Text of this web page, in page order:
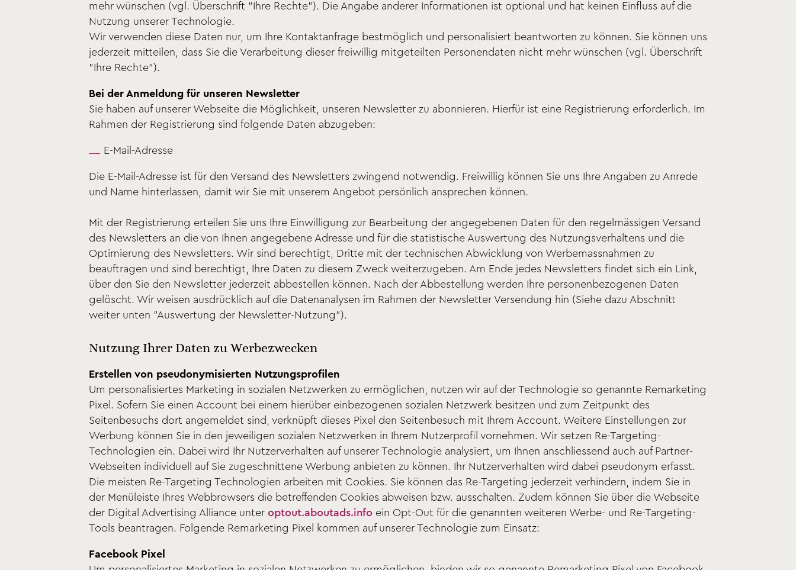
mehr wünschen (vgl. Überschrift "Ihre Rechte"). Die Angabe anderer Informationen ist optional und hat keinen Einfluss auf die
Nutzung unserer Technologie.
Wir verwenden diese Daten nur, um Ihre Kontaktanfrage bestmöglich und personalisiert beantworten zu können. Sie können uns
jederzeit mitteilen, dass Sie die Verarbeitung dieser freiwillig mitgeteilten Personendaten nicht mehr wünschen (vgl. Überschrift
"Ihre Rechte").
Bei der Anmeldung für unseren Newsletter
Sie haben auf unserer Webseite die Möglichkeit, unseren Newsletter zu abonnieren. Hierfür ist eine Registrierung erforderlich. Im
Rahmen der Registrierung sind folgende Daten abzugeben:
E-Mail-Adresse
Die E-Mail-Adresse ist für den Versand des Newsletters zwingend notwendig. Freiwillig können Sie uns Ihre Angaben zu Anrede
und Name hinterlassen, damit wir Sie mit unserem Angebot persönlich ansprechen können.
Mit der Registrierung erteilen Sie uns Ihre Einwilligung zur Bearbeitung der angegebenen Daten für den regelmässigen Versand
des Newsletters an die von Ihnen angegebene Adresse und für die statistische Auswertung des Nutzungsverhaltens und die
Optimierung des Newsletters. Wir sind berechtigt, Dritte mit der technischen Abwicklung von Werbemassnahmen zu
beauftragen und sind berechtigt, Ihre Daten zu diesem Zweck weiterzugeben. Am Ende jedes Newsletters findet sich ein Link,
über den Sie den Newsletter jederzeit abbestellen können. Nach der Abbestellung werden Ihre personenbezogenen Daten
gelöscht. Wir weisen ausdrücklich auf die Datenanalysen im Rahmen der Newsletter Versendung hin (Siehe dazu Abschnitt
weiter unten "Auswertung der Newsletter-Nutzung").
Nutzung Ihrer Daten zu Werbezwecken
Erstellen von pseudonymisierten Nutzungsprofilen
Um personalisiertes Marketing in sozialen Netzwerken zu ermöglichen, nutzen wir auf der Technologie so genannte Remarketing
Pixel. Sofern Sie einen Account bei einem hierüber einbezogenen sozialen Netzwerk besitzen und zum Zeitpunkt des
Seitenbesuchs dort angemeldet sind, verknüpft dieses Pixel den Seitenbesuch mit Ihrem Account. Weitere Einstellungen zur
Werbung können Sie in den jeweiligen sozialen Netzwerken in Ihrem Nutzerprofil vornehmen. Wir setzen Re-Targeting-
Technologien ein. Dabei wird Ihr Nutzerverhalten auf unserer Technologie analysiert, um Ihnen anschliessend auch auf Partner-
Webseiten individuell auf Sie zugeschnittene Werbung anbieten zu können. Ihr Nutzerverhalten wird dabei pseudonym erfasst.
Die meisten Re-Targeting Technologien arbeiten mit Cookies. Sie können das Re-Targeting jederzeit verhindern, indem Sie in
der Menüleiste Ihres Webbrowsers die betreffenden Cookies abweisen bzw. ausschalten. Zudem können Sie über die Webseite
der Digital Advertising Alliance unter optout.aboutads.info ein Opt-Out für die genannten weiteren Werbe- und Re-Targeting-
Tools beantragen. Folgende Remarketing Pixel kommen auf unserer Technologie zum Einsatz:
Facebook Pixel